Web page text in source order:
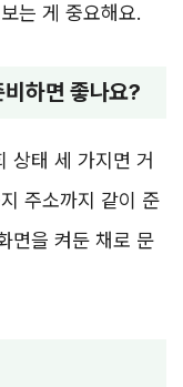
는 게 중요해요.
하면 좋나요?
상태 세 가지면 거
주소까지 같이 준
면을 켜둔 채로 문